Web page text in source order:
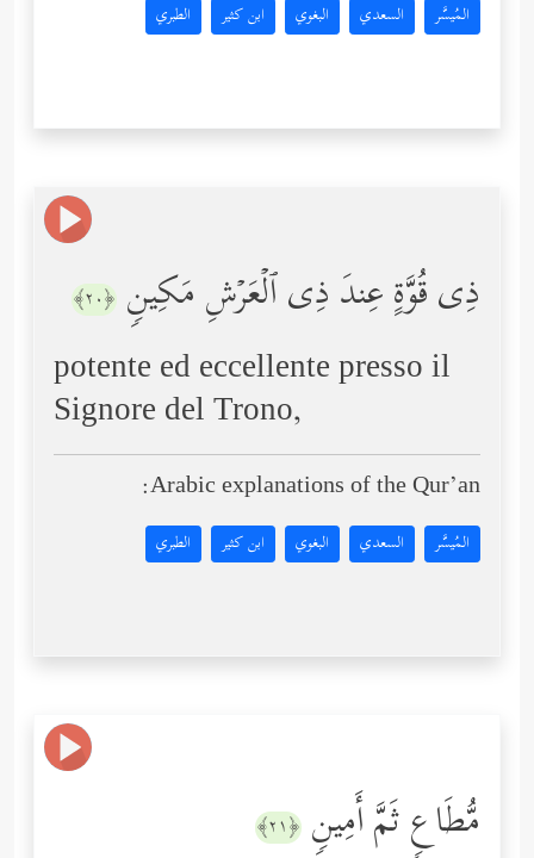
المُيسَّر السعدي البغوي ابن كثير الطبري
ذِی قُوَّةٍ عِندَ ذِی ٱلۡعَرۡشِ مَكِینࣲ ﴿٢٠﴾
potente ed eccellente presso il
Signore del Trono,
Arabic explanations of the Qur’an:
المُيسَّر السعدي البغوي ابن كثير الطبري
مُّطَاعࣲ ثَمَّ أَمِینࣲ ﴿٢١﴾